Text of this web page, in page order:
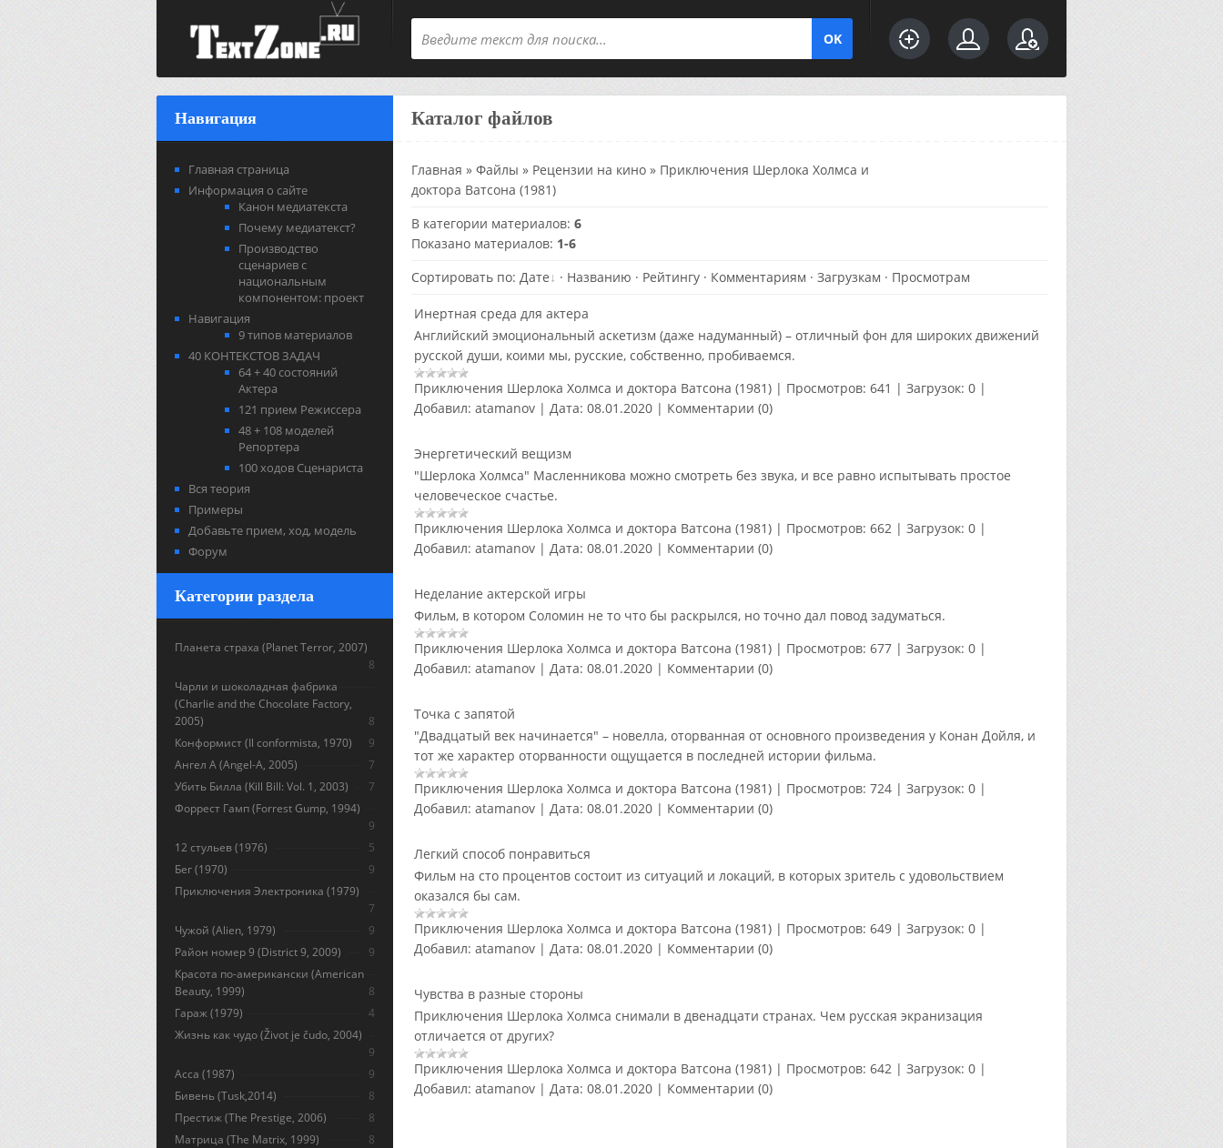
Навигация
Главная страница
Информация о сайте
Канон медиатекста
Почему медиатекст?
Производство
сценариев с
национальным
компонентом: проект
Навигация
9 типов материалов
40 КОНТЕКСТОВ ЗАДАЧ
64 + 40 состояний
Актера
121 прием Режиссера
48 + 108 моделей
Репортера
100 ходов Сценариста
Вся теория
Примеры
Добавьте прием, ход, модель
Форум
Категории раздела
Планета страха (Planet Terror, 2007)
8
Чарли и шоколадная фабрика
(Charlie and the Chocolate Factory,
2005)
8
Конформист (Il conformista, 1970)
9
Ангел А (Angel-A, 2005)
7
Убить Билла (Kill Bill: Vol. 1, 2003)
7
Форрест Гамп (Forrest Gump, 1994)
9
12 стульев (1976)
5
Бег (1970)
9
Приключения Электроника (1979)
7
Чужой (Alien, 1979)
9
Район номер 9 (District 9, 2009)
9
Красота по-американски (American
Beauty, 1999)
8
Гараж (1979)
4
Жизнь как чудо (Život je čudo, 2004)
9
Асса (1987)
9
Бивень (Tusk,2014)
8
Престиж (The Prestige, 2006)
8
Матрица (The Matrix, 1999)
8
Каталог файлов
Главная » Файлы » Рецензии на кино » Приключения Шерлока Холмса и
доктора Ватсона (1981)
В категории материалов: 6
Показано материалов: 1-6
Сортировать по: Дате · Названию · Рейтингу · Комментариям · Загрузкам · Просмотрам
Инертная среда для актера
Английский эмоциональный аскетизм (даже надуманный) – отличный фон для широких движений
русской души, коими мы, русские, собственно, пробиваемся.
Приключения Шерлока Холмса и доктора Ватсона (1981) | Просмотров: 641 | Загрузок: 0 |
Добавил: atamanov | Дата: 08.01.2020 | Комментарии (0)
Энергетический вещизм
"Шерлока Холмса" Масленникова можно смотреть без звука, и все равно испытывать простое
человеческое счастье.
Приключения Шерлока Холмса и доктора Ватсона (1981) | Просмотров: 662 | Загрузок: 0 |
Добавил: atamanov | Дата: 08.01.2020 | Комментарии (0)
Неделание актерской игры
Фильм, в котором Соломин не то что бы раскрылся, но точно дал повод задуматься.
Приключения Шерлока Холмса и доктора Ватсона (1981) | Просмотров: 677 | Загрузок: 0 |
Добавил: atamanov | Дата: 08.01.2020 | Комментарии (0)
Точка с запятой
"Двадцатый век начинается" – новелла, оторванная от основного произведения у Конан Дойля, и
тот же характер оторванности ощущается в последней истории фильма.
Приключения Шерлока Холмса и доктора Ватсона (1981) | Просмотров: 724 | Загрузок: 0 |
Добавил: atamanov | Дата: 08.01.2020 | Комментарии (0)
Легкий способ понравиться
Фильм на сто процентов состоит из ситуаций и локаций, в которых зритель с удовольствием
оказался бы сам.
Приключения Шерлока Холмса и доктора Ватсона (1981) | Просмотров: 649 | Загрузок: 0 |
Добавил: atamanov | Дата: 08.01.2020 | Комментарии (0)
Чувства в разные стороны
Приключения Шерлока Холмса снимали в двенадцати странах. Чем русская экранизация
отличается от других?
Приключения Шерлока Холмса и доктора Ватсона (1981) | Просмотров: 642 | Загрузок: 0 |
Добавил: atamanov | Дата: 08.01.2020 | Комментарии (0)